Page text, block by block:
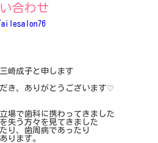
合わせ
崎成子と申します
き、ありがとうございます♡
場で歯科に携わってきました
失う方々を見てきました
り、歯周病であったり
ります。